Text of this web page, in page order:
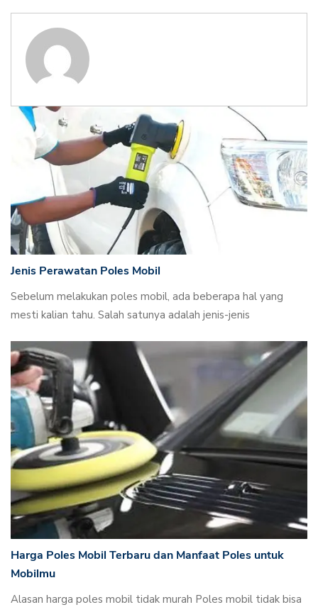
Jenis Perawatan Poles Mobil
Sebelum melakukan poles mobil, ada beberapa hal yang
mesti kalian tahu. Salah satunya adalah jenis-jenis
Harga Poles Mobil Terbaru dan Manfaat Poles untuk
Mobilmu
Alasan harga poles mobil tidak murah Poles mobil tidak bisa